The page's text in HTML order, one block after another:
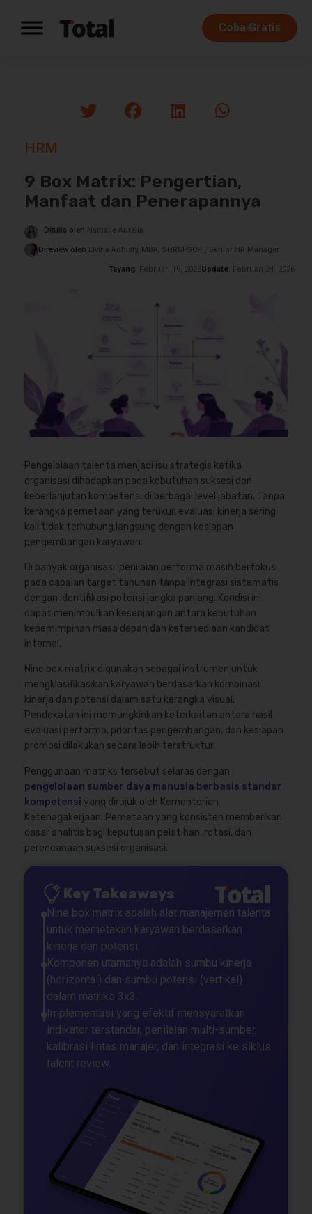
Coba Gratis
HRM
9 Box Matrix: Pengertian,
Manfaat dan Penerapannya
Ditulis oleh Nathalie Aurelia
Direview oleh Elvina Adhisty, MBA, SHRM-SCP , Senior HR Manager
Tayang : Februari 19, 2026Update : Februari 24, 2026
Pengelolaan talenta menjadi isu strategis ketika
organisasi dihadapkan pada kebutuhan suksesi dan
keberlanjutan kompetensi di berbagai level jabatan. Tanpa
kerangka pemetaan yang terukur, evaluasi kinerja sering
kali tidak terhubung langsung dengan kesiapan
pengembangan karyawan.
Di banyak organisasi, penilaian performa masih berfokus
pada capaian target tahunan tanpa integrasi sistematis
dengan identifikasi potensi jangka panjang. Kondisi ini
dapat menimbulkan kesenjangan antara kebutuhan
kepemimpinan masa depan dan ketersediaan kandidat
internal.
Nine box matrix digunakan sebagai instrumen untuk
mengklasifikasikan karyawan berdasarkan kombinasi
kinerja dan potensi dalam satu kerangka visual.
Pendekatan ini memungkinkan keterkaitan antara hasil
evaluasi performa, prioritas pengembangan, dan kesiapan
promosi dilakukan secara lebih terstruktur.
Penggunaan matriks tersebut selaras dengan
pengelolaan sumber daya manusia berbasis standar
kompetensi yang dirujuk oleh Kementerian
Ketenagakerjaan. Pemetaan yang konsisten memberikan
dasar analitis bagi keputusan pelatihan, rotasi, dan
perencanaan suksesi organisasi.
Key Takeaways
Nine box matrix adalah alat manajemen talenta
untuk memetakan karyawan berdasarkan
kinerja dan potensi.
Komponen utamanya adalah sumbu kinerja
(horizontal) dan sumbu potensi (vertikal)
dalam matriks 3x3.
Implementasi yang efektif mensyaratkan
indikator terstandar, penilaian multi-sumber,
kalibrasi lintas manajer, dan integrasi ke siklus
talent review.